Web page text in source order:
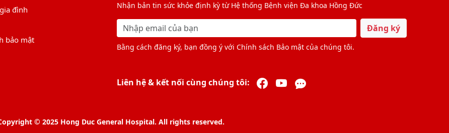
đình
bảo mật
Nhận bản tin sức khỏe định kỳ từ Hệ thống Bệnh viện Đa khoa Hồng Đức
Đăng ký
Bằng cách đăng ký, bạn đồng ý với Chính sách Bảo mật của chúng tôi.
Liên hệ & kết nối cùng chúng tôi:
© 2025 Hong Duc General Hospital. All rights reserved.